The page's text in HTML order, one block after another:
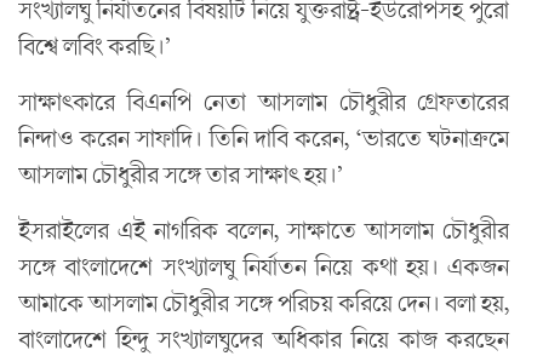
সংখ্যালঘু নির্যাতনের বিষয়টি নিয়ে যুক্তরাষ্ট্র-ইউরোপসহ পুরো
বিশ্বে লবিং করছি।’
সাক্ষাৎকারে বিএনপি নেতা আসলাম চৌধুরীর গ্রেফতারের
নিন্দাও করেন সাফাদি। তিনি দাবি করেন, ‘ভারতে ঘটনাক্রমে
আসলাম চৌধুরীর সঙ্গে তার সাক্ষাৎ হয়।’
ইসরাইলের এই নাগরিক বলেন, সাক্ষাতে আসলাম চৌধুরীর
সঙ্গে বাংলাদেশে সংখ্যালঘু নির্যাতন নিয়ে কথা হয়। একজন
আমাকে আসলাম চৌধুরীর সঙ্গে পরিচয় করিয়ে দেন। বলা হয়,
বাংলাদেশে হিন্দু সংখ্যালঘুদের অধিকার নিয়ে কাজ করছেন